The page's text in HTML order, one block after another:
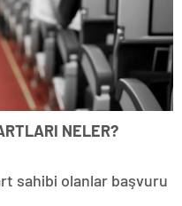
NELER?
sahibi olanlar başvuru